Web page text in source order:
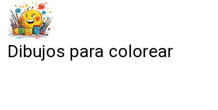
Dibujos para colorear